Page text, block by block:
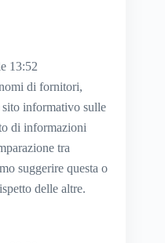
13:52
di fornitori,
informativo sulle
di informazioni
tra
suggerire questa o
delle altre.